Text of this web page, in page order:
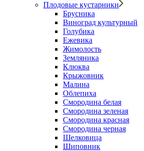
Плодовые кустарники
Брусника
Виноград культурный
Голубика
Ежевика
Жимолость
Земляника
Клюква
Крыжовник
Малина
Облепиха
Смородина белая
Смородина зеленая
Смородина красная
Смородина черная
Шелковица
Шиповник